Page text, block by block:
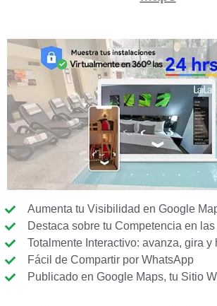
Aumenta tu Visibilidad en Google
Destaca sobre tu Competencia en
Totalmente Interactivo: avanza, gira y
Fácil de Compartir por WhatsApp
Publicado en Google Maps, tu Sitio